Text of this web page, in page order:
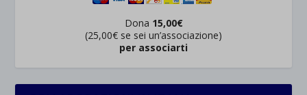
Dona 15,00€
(25,00€ se sei un’associazione)
per associarti